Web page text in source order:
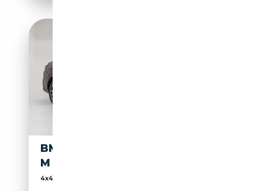
BMW X4 XDRIVE 20DA XLINE
M SPORT
4x4